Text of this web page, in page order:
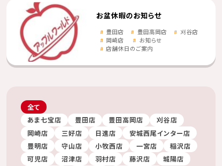
お盆休暇のお知らせ
豊田店 豊田高岡店
刈谷店
岡崎店
お知らせ
店舗休日のご案内
全て
あま七宝店
豊田店 豊田高岡店
刈谷店
岡崎店
三好店 日進店
安城西尾インター店
豊明店
守山店 小牧西店 一宮店
稲沢店
可児店
沼津店 羽村店 藤沢店
城陽店